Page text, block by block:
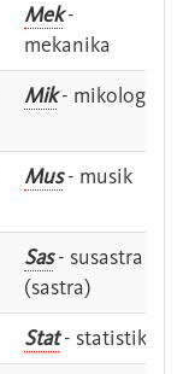
Mek-
mekanika
Mik- mikologi
Mus- musik
Sas- susastra -
(sastra)
Stat- statistik